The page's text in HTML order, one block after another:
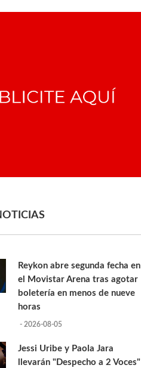
Reykon abre segunda fecha en
el Movistar Arena tras agotar
boletería en menos de nueve
horas
- 2026-08-05
Jessi Uribe y Paola Jara
llevarán "Despecho a 2 Voces"